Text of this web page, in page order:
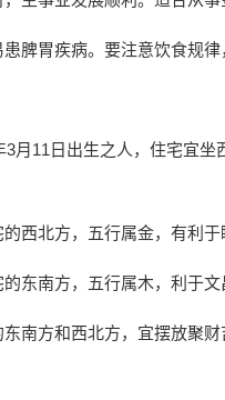
脾胃疾病。要注意饮食规律
3月11日出生之人，住宅宜
西北方，五行属金，有利
东南方，五行属木，利于
南方和西北方，宜摆放聚财